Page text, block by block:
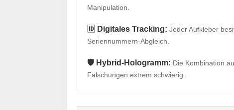
Manipulation.
🆔 Digitales Tracking: Jeder Aufkleber
Seriennummern-Abgleich.
🛡️ Hybrid-Hologramm: Die Kombination
Fälschungen extrem schwierig.